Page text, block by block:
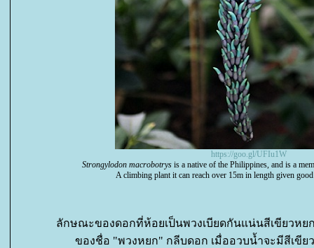
https://goo.gl/UFIu1W
Strongylodon macrobotrys is a native of the Philippines, and is a
A climbing plant it can reach over 15m in length given
ลักษณะของดอกที่ห้อยเป็นพวงเบียดกันแน่นสีเขียวหย
ของชื่อ "พวงหยก" กลีบดอก เมื่ออวบน้ำจะมีสีเขีย